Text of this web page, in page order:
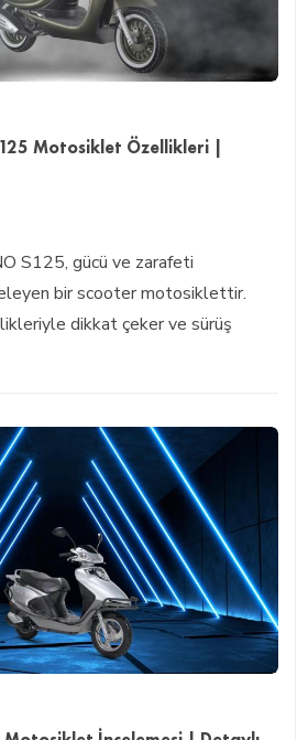
Motosiklet Özellikleri |
S125, gücü ve zarafeti
bir scooter motosiklettir.
dikkat çeker ve sürüş